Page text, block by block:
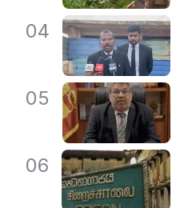
04
05
06